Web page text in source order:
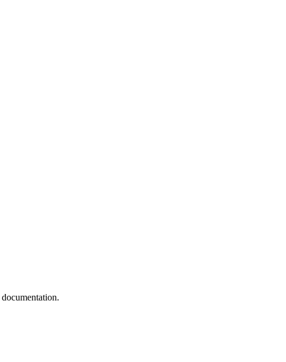
documentation.